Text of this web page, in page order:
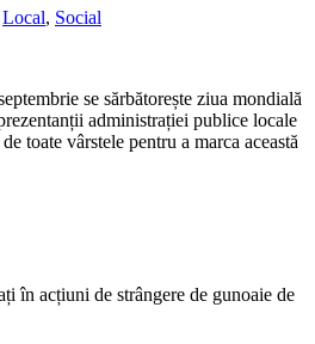
Local, Social
se sărbătorește ziua mondială
administrației publice locale
toate vârstele pentru a marca această
în acțiuni de strângere de gunoaie de